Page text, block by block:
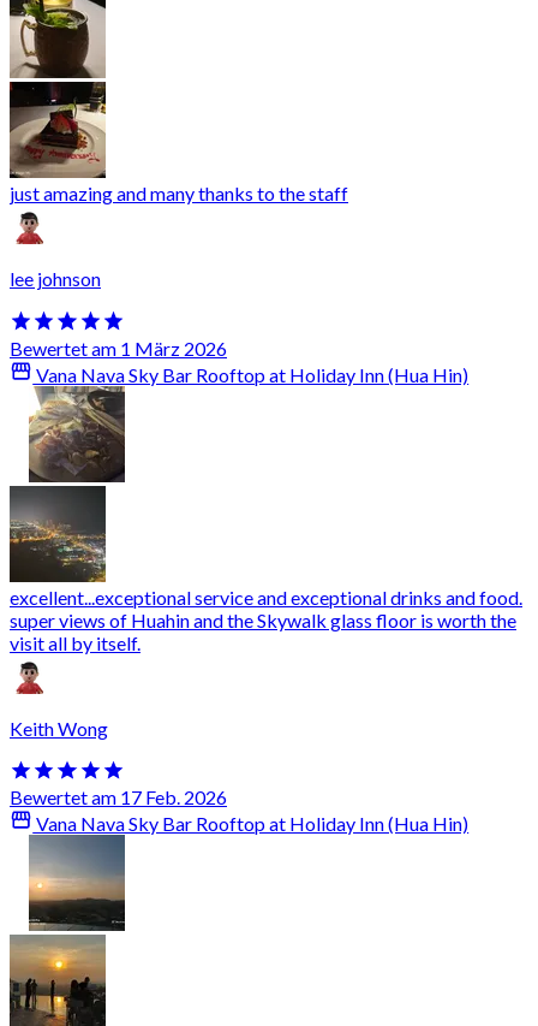
just amazing and many thanks to the staff
lee johnson
Bewertet am 1 März 2026
Vana Nava Sky Bar Rooftop at Holiday Inn (Hua Hin)
excellent...exceptional service and exceptional drinks and food.
super views of Huahin and the Skywalk glass floor is worth the
visit all by itself.
Keith Wong
Bewertet am 17 Feb. 2026
Vana Nava Sky Bar Rooftop at Holiday Inn (Hua Hin)